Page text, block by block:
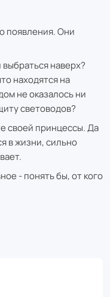
появления. Они
наверх?
находятся на
не оказалось ни
световодов?
своей принцессы. Да
в жизни, сильно
- понять бы, от кого